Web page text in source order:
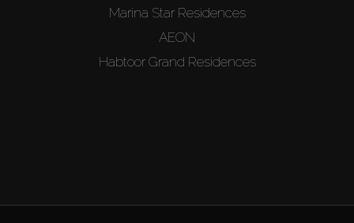
Marina Star Residences
AEON
Habtoor Grand Residences